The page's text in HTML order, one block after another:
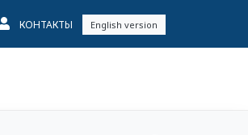
КОНТАКТЫ English version